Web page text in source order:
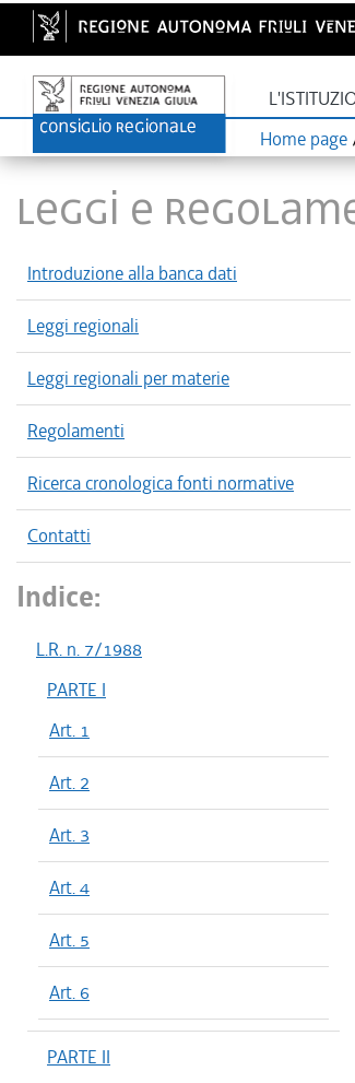
Home page
LEGGI E
Introduzione alla banca dati
Leggi regionali
Leggi regionali per materie
Regolamenti
Ricerca cronologica fonti normative
Contatti
Indice:
L.R. n. 7/1988
PARTE I
Art. 1
Art. 2
Art. 3
Art. 4
Art. 5
Art. 6
PARTE II